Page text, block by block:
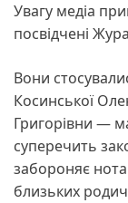
Увагу медіа
посвідчені
Вони
Косинської
Григорівни —
суперечить
забороняє
близьких